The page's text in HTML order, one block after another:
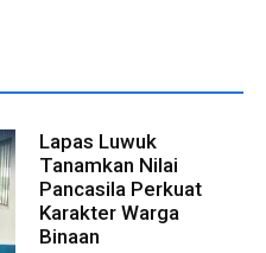
Lapas Luwuk
Tanamkan Nilai
Pancasila Perkuat
Karakter Warga
Binaan